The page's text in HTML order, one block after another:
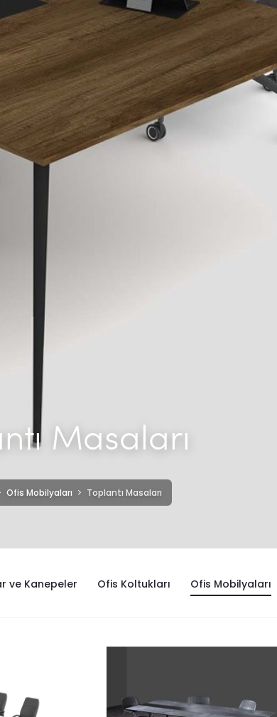
Masaları
Ofis Mobilyaları Toplantı Masaları
ve Kanepeler Ofis Koltukları Ofis Mobilyaları